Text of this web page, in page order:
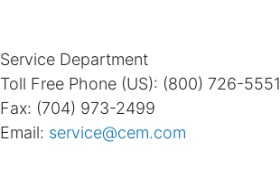
Service Department
Toll Free Phone (US): (800) 726-5551
Fax: (704) 973-2499
Email: service@cem.com